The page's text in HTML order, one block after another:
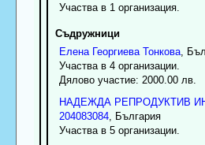
Участва в 1 организация.
Съдружници
Елена Георгиева Тонкова,
Участва в 4 организации.
Дялово участие: 2000.00 лв.
НАДЕЖДА РЕПРОДУКТИВ
204083084, България
Участва в 5 организации.